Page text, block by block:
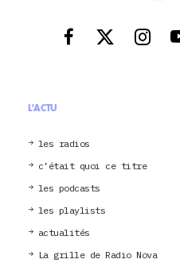
L'ACTU
les radios
c’était quoi ce titre
les podcasts
les playlists
actualités
La grille de Radio Nova